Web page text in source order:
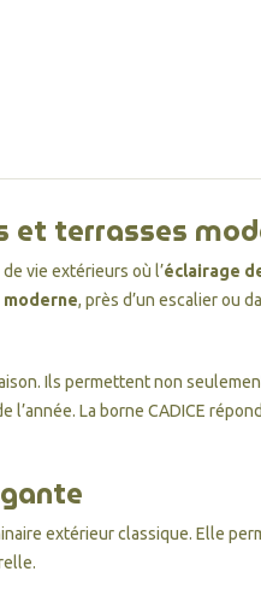
et terrasses
vie extérieurs où l’éclairage
, près d’un escalier ou
Ils permettent non
La borne CADICE
extérieur classique. Elle